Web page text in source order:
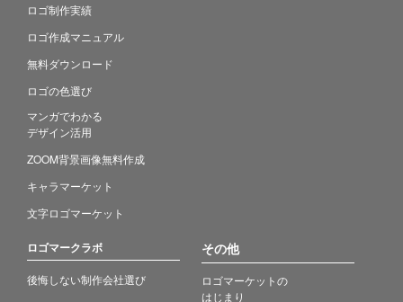
ロゴ制作実績
ロゴ作成マニュアル
無料ダウンロード
ロゴの色選び
マンガでわかる
デザイン活用
ZOOM背景画像無料作成
キャラマーケット
文字ロゴマーケット
ロゴマークラボ
後悔しない制作会社選び
その他
ロゴマーケットの
はじまり